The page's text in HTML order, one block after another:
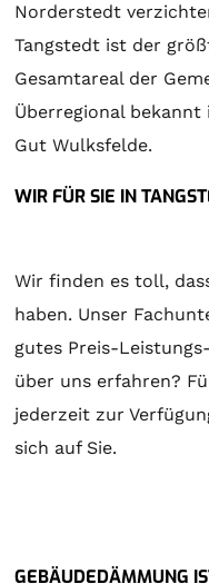
Norderstedt
Tangstedt ist der
Gesamtareal der
Überregional
Gut Wulksfelde.
WIR FÜR SIE IN
Wir finden es toll,
haben. Unser
gutes Preis-
über uns erfahren?
jederzeit zur
sich auf Sie.
GEBÄUDEDÄMMUNG